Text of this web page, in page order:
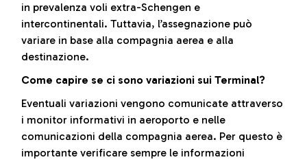
in prevalenza voli extra-Schengen e
intercontinentali. Tuttavia, l’assegnazione può
variare in base alla compagnia aerea e alla
destinazione.
Come capire se ci sono variazioni sui Terminal?
Eventuali variazioni vengono comunicate attraverso
i monitor informativi in aeroporto e nelle
comunicazioni della compagnia aerea. Per questo è
importante verificare sempre le informazioni